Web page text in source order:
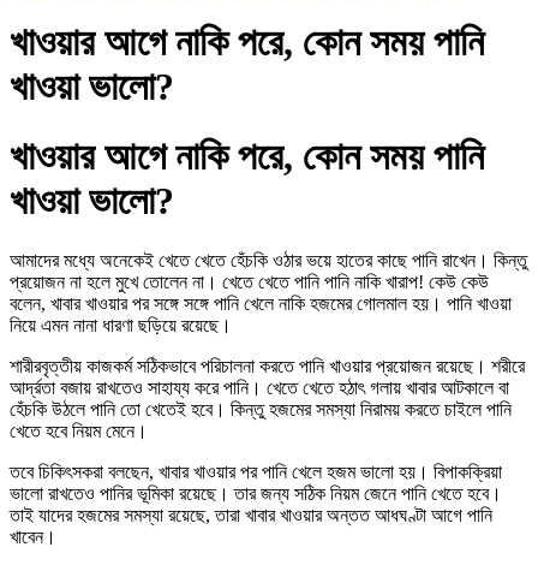
খাওয়ার আগে নাকি পরে, কোন সময় পানি
খাওয়া ভালো?
খাওয়ার আগে নাকি পরে, কোন সময় পানি
খাওয়া ভালো?
আমাদের মধ্যে অনেকেই খেতে খেতে হেঁচকি ওঠার ভয়ে হাতের কাছে পানি রাখেন। কিন্তু
প্রয়োজন না হলে মুখে তোলেন না। খেতে খেতে পানি পানি নাকি খারাপ! কেউ কেউ
বলেন, খাবার খাওয়ার পর সঙ্গে সঙ্গে পানি খেলে নাকি হজমের গোলমাল হয়। পানি খাওয়া
নিয়ে এমন নানা ধারণা ছড়িয়ে রয়েছে।
শারীরবৃত্তীয় কাজকর্ম সঠিকভাবে পরিচালনা করতে পানি খাওয়ার প্রয়োজন রয়েছে। শরীরে
আর্দ্রতা বজায় রাখতেও সাহায্য করে পানি। খেতে খেতে হঠাৎ গলায় খাবার আটকালে বা
হেঁচকি উঠলে পানি তো খেতেই হবে। কিন্তু হজমের সমস্যা নিরাময় করতে চাইলে পানি
খেতে হবে নিয়ম মেনে।
তবে চিকিৎসকরা বলছেন, খাবার খাওয়ার পর পানি খেলে হজম ভালো হয়। বিপাকক্রিয়া
ভালো রাখতেও পানির ভূমিকা রয়েছে। তার জন্য সঠিক নিয়ম জেনে পানি খেতে হবে।
তাই যাদের হজমের সমস্যা রয়েছে, তারা খাবার খাওয়ার অন্তত আধঘণ্টা আগে পানি
খাবেন।